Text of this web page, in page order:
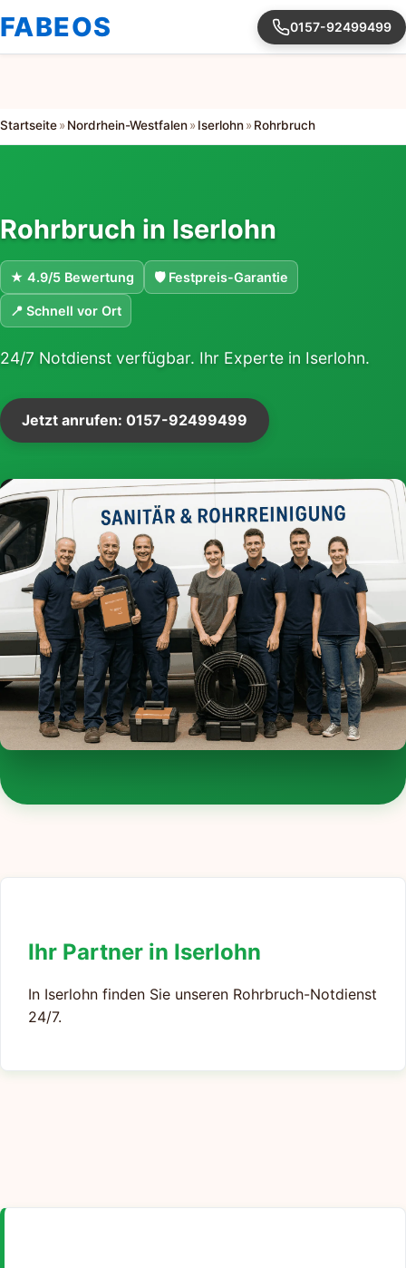
FABEOS 0157-92499499
Startseite» Nordrhein-Westfalen» Iserlohn» Rohrbruch
Rohrbruch in Iserlohn
★ 4.9/5 Bewertung 🛡 Festpreis-Garantie
📍 Schnell vor Ort
24/7 Notdienst verfügbar. Ihr Experte in Iserlohn.
Jetzt anrufen: 0157-92499499
Ihr Partner in Iserlohn
In Iserlohn finden Sie unseren Rohrbruch-Notdienst
24/7.